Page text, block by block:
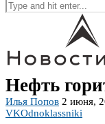
Нефть
Илья Попов 2 июня,
VKOdnoklassniki